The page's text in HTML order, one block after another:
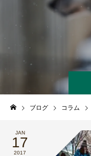
ブログ コラム
JAN
17
2017